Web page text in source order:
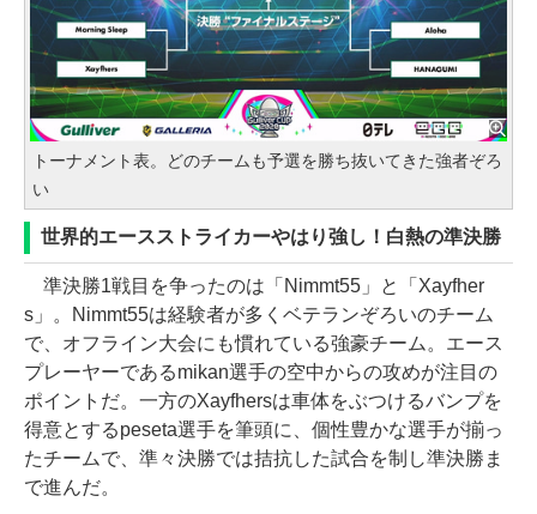
トーナメント表。どのチームも予選を勝ち抜いてきた強者ぞろ
い
世界的エースストライカーやはり強し！白熱の準決勝
準決勝1戦目を争ったのは「Nimmt55」と「Xayfher
s」。Nimmt55は経験者が多くベテランぞろいのチーム
で、オフライン大会にも慣れている強豪チーム。エース
プレーヤーであるmikan選手の空中からの攻めが注目の
ポイントだ。一方のXayfhersは車体をぶつけるバンプを
得意とするpeseta選手を筆頭に、個性豊かな選手が揃っ
たチームで、準々決勝では拮抗した試合を制し準決勝ま
で進んだ。